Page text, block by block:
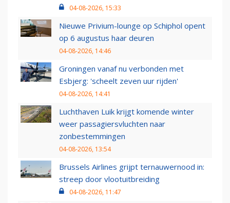
04-08-2026, 15:33
Nieuwe Privium-lounge op Schiphol opent
op 6 augustus haar deuren
04-08-2026, 14:46
Groningen vanaf nu verbonden met
Esbjerg: 'scheelt zeven uur rijden'
04-08-2026, 14:41
Luchthaven Luik krijgt komende winter
weer passagiersvluchten naar
zonbestemmingen
04-08-2026, 13:54
Brussels Airlines grijpt ternauwernood in:
streep door vlootuitbreiding
04-08-2026, 11:47